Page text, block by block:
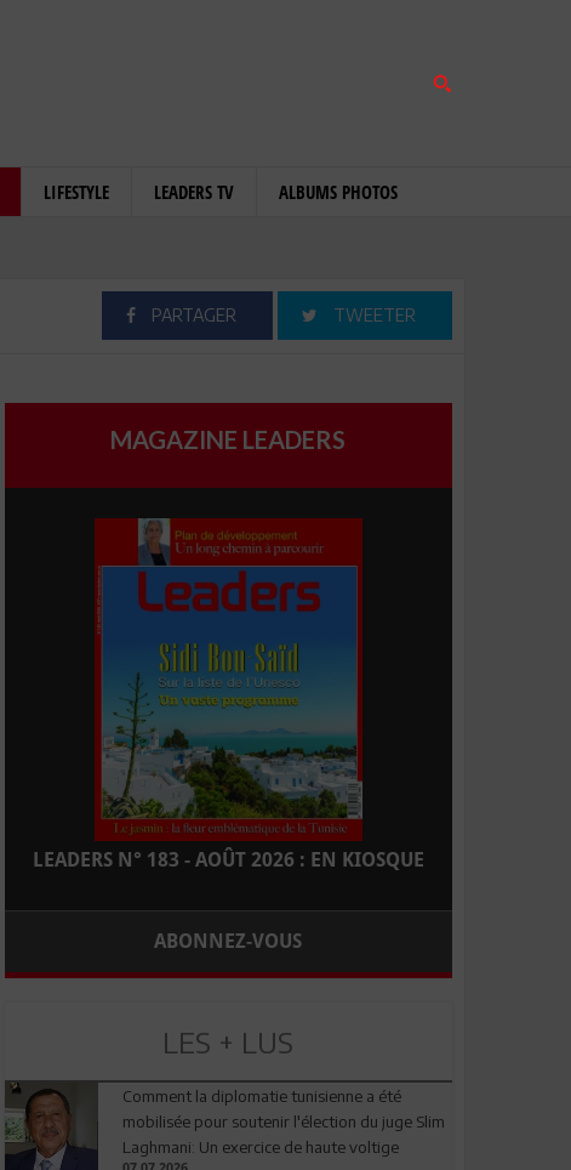
LIFESTYLE LEADERS TV ALBUMS PHOTOS
PARTAGER TWEETER
MAGAZINE LEADERS
LEADERS N° 183 - AOÛT 2026 : EN KIOSQUE
ABONNEZ-VOUS
LES + LUS
Comment la diplomatie tunisienne a été
mobilisée pour soutenir l'élection du juge Slim
Laghmani: Un exercice de haute voltige